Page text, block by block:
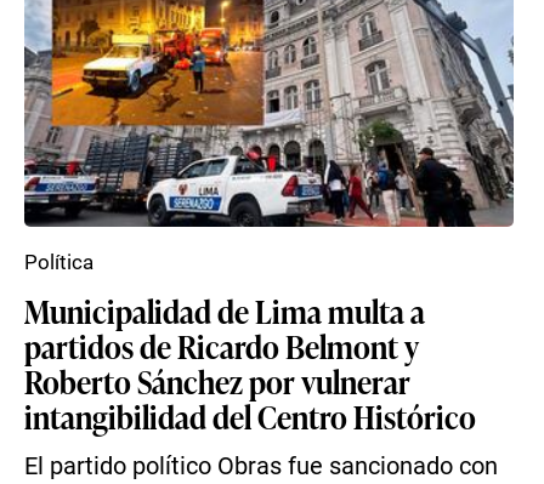
Municipalidad de Lima multa a
partidos de Ricardo Belmont y
Roberto Sánchez por vulnerar
intangibilidad del Centro Histórico
El partido político Obras fue sancionado con
Política